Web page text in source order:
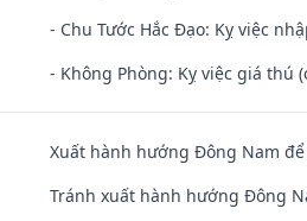
- Chu Tước Hắc Đạo: Kỵ việc
- Không Phòng: Kỵ việc giá thú
Xuất hành hướng Đông Nam
Tránh xuất hành hướng Đông